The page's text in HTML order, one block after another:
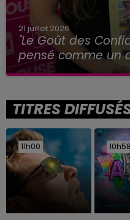
21 juillet 2026
"Le Goût des
pensé comme un
TITRES
11h00
11h00 10h58
10h58